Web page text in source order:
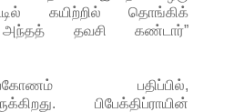
கயிற்றில் தொங்கிக்
அந்தத் தவசி கண்டார்”
பதிப்பில்,
பிபேக்திப்ராயின்